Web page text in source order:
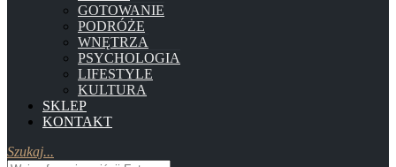
GOTOWANIE
PODRÓŻE
WNĘTRZA
PSYCHOLOGIA
LIFESTYLE
KULTURA
SKLEP
KONTAKT
Szukaj...